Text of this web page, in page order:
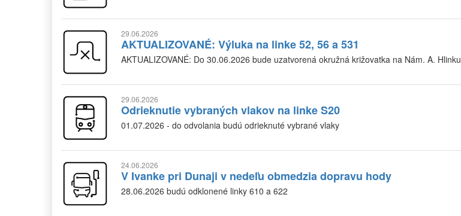
29.06.2026
AKTUALIZOVANÉ: Výluka na linke 52, 56 a 531
AKTUALIZOVANÉ: Do 30.06.2026 bude uzatvorená okružná križovatka na Nám. A. Hlinku
29.06.2026
Odrieknutie vybraných vlakov na linke S20
01.07.2026 - do odvolania budú odrieknuté vybrané vlaky
24.06.2026
V Ivanke pri Dunaji v nedeľu obmedzia dopravu hody
28.06.2026 budú odklonené linky 610 a 622